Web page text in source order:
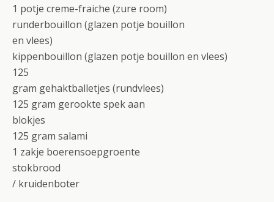
1 potje creme-fraiche (zure room)
runderbouillon (glazen potje bouillon
en vlees)
kippenbouillon (glazen potje bouillon en vlees)
125
gram gehaktballetjes (rundvlees)
125 gram gerookte spek aan
blokjes
125 gram salami
1 zakje boerensoepgroente
stokbrood
/ kruidenboter